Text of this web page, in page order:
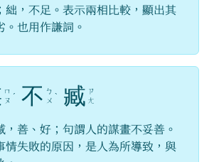
絀，不足。表示兩相比較，顯出其
。也用作謙詞。
ㄇ
ㄡ ˊ 不 ㄅ
ㄨ ˋ 臧 ㄗ
ㄤ
，善、好；句謂人的謀畫不妥善。
情失敗的原因，是人為所導致，與